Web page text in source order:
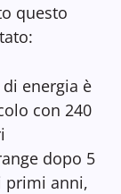
questo
di energia è
con 240
dopo 5
primi anni,